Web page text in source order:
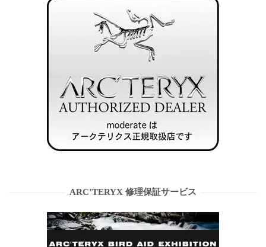
ARC’TERYX 修理保証サービス